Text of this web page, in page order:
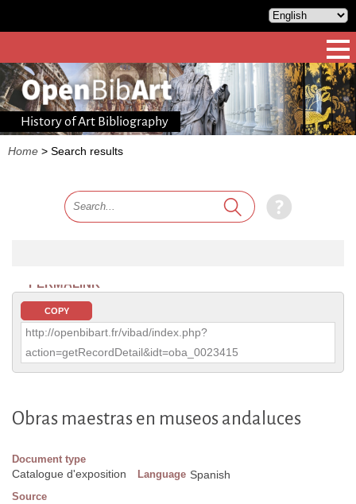
History of Art Bibliography
Home > Search results
PERMALINK
COPY
http://openbibart.fr/vibad/index.php?
action=getRecordDetail&idt=oba_0023415
Obras maestras en museos andaluces
Document type
Catalogue d'exposition Language Spanish
Source